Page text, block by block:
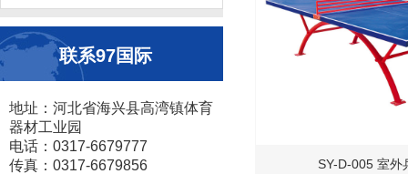
联系97国际
地址：河北省海兴县高湾镇体育
器材工业园
电话：0317-6679777
传真：0317-6679856
SY-D-005 室外